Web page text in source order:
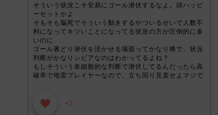
そういう状況こそ安易にゴール潜伏するなよ。頭ハッピ
ーセットかよ
そもそも脳死でそういう動きするやついるせいで人数不
利になってキツいことになってる状況の方が圧倒的に多
いのに
ゴール裏どり潜伏を活かせる場面ってかなり稀で、状況
判断がかなりシビアなのはわかってるよね？
もしそういう単細胞的な判断で潜伏してるんだったら高
確率で地雷プレイヤーなので、立ち回り見直せよマジで
+2